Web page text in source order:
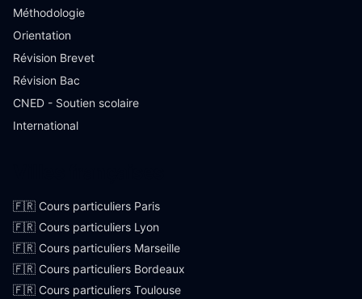
Méthodologie
Orientation
Révision Brevet
Révision Bac
CNED - Soutien scolaire
International
🇫🇷 Cours particuliers Paris
🇫🇷 Cours particuliers Lyon
🇫🇷 Cours particuliers Marseille
🇫🇷 Cours particuliers Bordeaux
🇫🇷 Cours particuliers Toulouse